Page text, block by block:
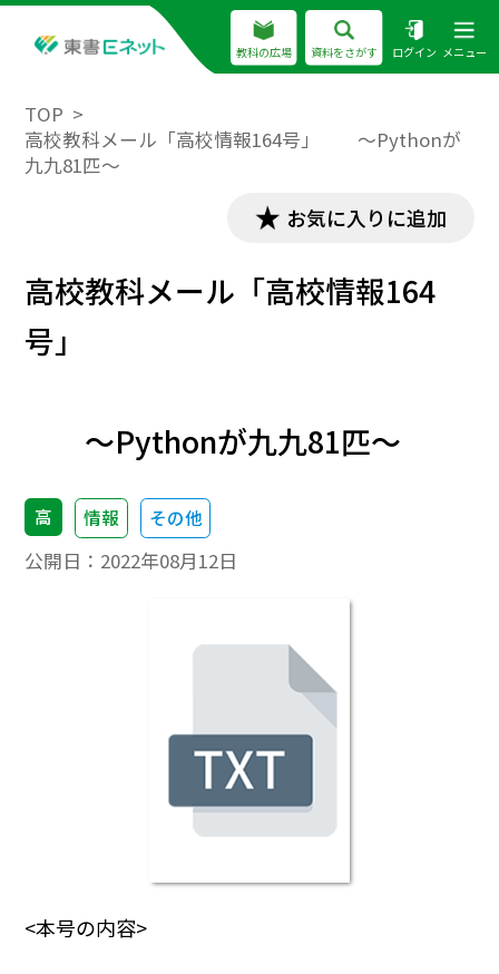
教科の広場 資料をさがす ログイン メニュー
TOP
高校教科メール「高校情報164号」 ～Pythonが
九九81匹～
お気に入りに追加
高校教科メール「高校情報164
号」
～Pythonが九九81匹～
高 情報 その他
公開日： 2022年08月12日
<本号の内容>